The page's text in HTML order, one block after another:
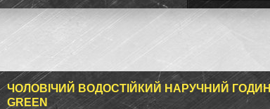
ЧОЛОВІЧИЙ ВОДОСТІЙКИЙ НАРУЧНИЙ
GREEN